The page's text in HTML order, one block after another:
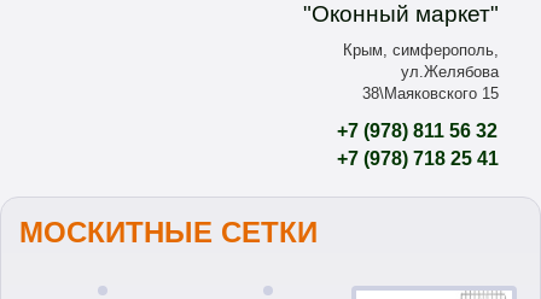
"Оконный маркет"
Крым, симферополь,
ул.Желябова
38\Маяковского 15
+7 (978) 811 56 32
+7 (978) 718 25 41
МОСКИТНЫЕ СЕТКИ